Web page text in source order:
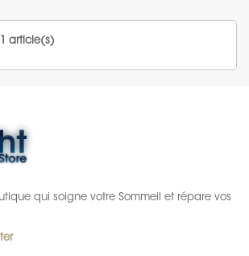
article(s)
qui soigne votre Sommeil et répare vos